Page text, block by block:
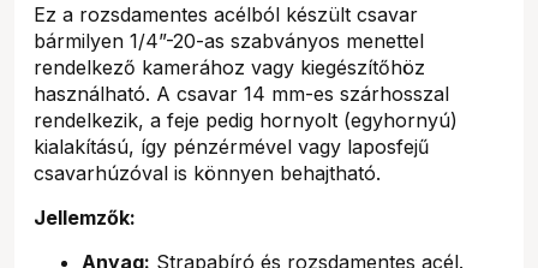
Ez a rozsdamentes acélból készült csavar
bármilyen 1/4”-20-as szabványos menettel
rendelkező kamerához vagy kiegészítőhöz
használható. A csavar 14 mm-es szárhosszal
rendelkezik, a feje pedig hornyolt (egyhornyú)
kialakítású, így pénzérmével vagy laposfejű
csavarhúzóval is könnyen behajtható.
Jellemzők:
Anyag: Strapabíró és rozsdamentes acél.